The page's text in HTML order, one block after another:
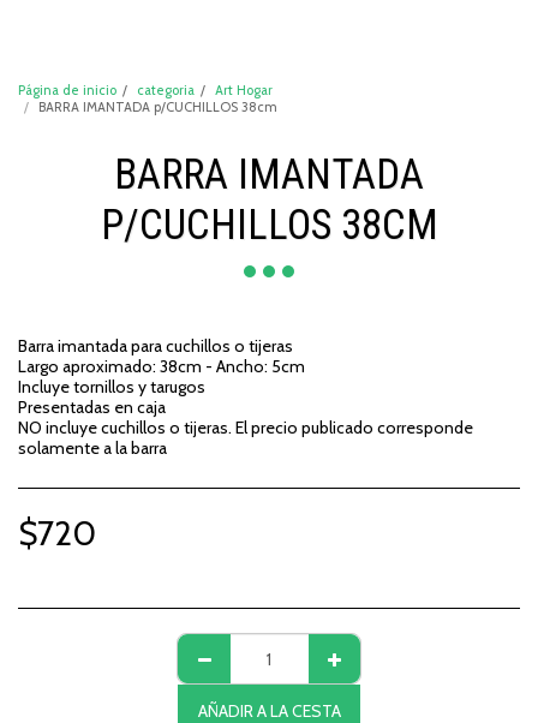
Página de inicio categoria
Art Hogar
BARRA IMANTADA p/CUCHILLOS 38cm
BARRA IMANTADA
P/CUCHILLOS 38CM
Barra imantada para cuchillos o tijeras
Largo aproximado: 38cm - Ancho: 5cm
Incluye tornillos y tarugos
Presentadas en caja
NO incluye cuchillos o tijeras. El precio publicado corresponde
solamente a la barra
$720
AÑADIR A LA CESTA